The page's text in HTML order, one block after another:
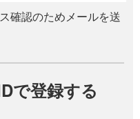
確認のためメールを送
で登録する